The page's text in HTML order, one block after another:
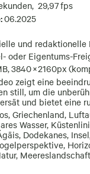
29,97fps
06.2025
und redaktionelle
oder Eigentums-
,3840×2160px
zeigt eine
still, um die
und bietet eine
Griechenland,
Wasser,
Dodekanes,